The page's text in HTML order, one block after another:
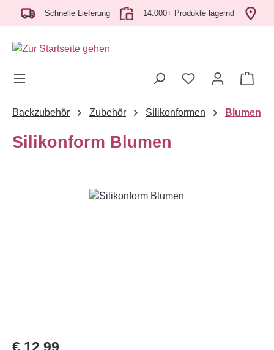
Zum Hauptinhalt springen
Schnelle Lieferung 14.000+ Produkte lagernd
Backzubehör Zubehör Silikonformen Blumen
Silikonform Blumen
Bildergalerie überspringen
Regulärer Preis:
€ 12,99